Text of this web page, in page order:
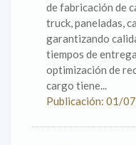
de fabricación de
truck, paneladas,
garantizando
tiempos de
optimización de
cargo tiene...
Publicación: 01/